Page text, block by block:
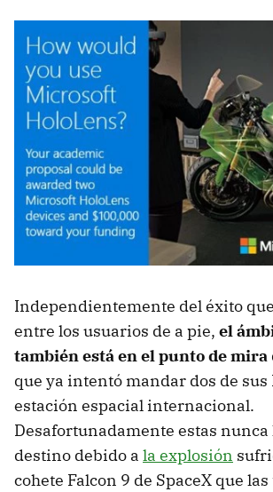
Independientemente del éxito
entre los usuarios de a pie, el
también está en el punto de mira
que ya intentó mandar dos de sus
estación espacial internacional.
Desafortunadamente estas nunca
destino debido a la explosión
cohete Falcon 9 de SpaceX que